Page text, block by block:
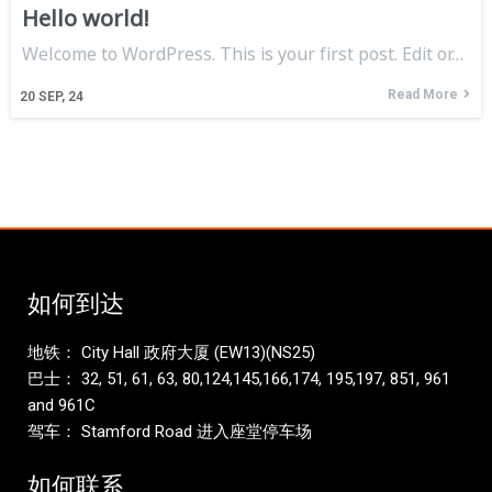
Hello world!
20 SEP, 24
Welcome to WordPress. This is your first post. Edit or…
Read More
如何到达
地铁： City Hall 政府大厦 (EW13)(NS25)
巴士： 32, 51, 61, 63, 80,124,145,166,174, 195,197, 851, 961
and 961C
驾车： Stamford Road 进入座堂停车场
如何联系